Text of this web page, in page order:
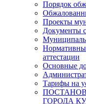
Порядок
Проекты
Документы
аттестации
Основные
Тарифы на
ГОРОДА